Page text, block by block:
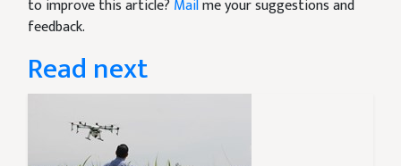
to improve this article? Mailme your suggestions and
feedback.
Read next